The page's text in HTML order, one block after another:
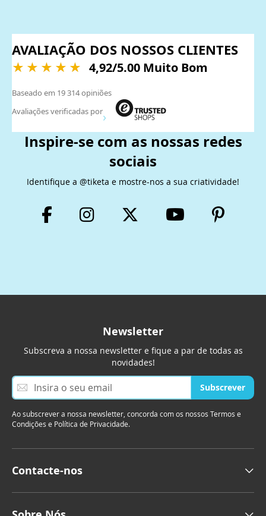
AVALIAÇÃO DOS NOSSOS CLIENTES
4,92/5.00 Muito Bom
Baseado em 19 314opiniões
Avaliações verificadas por
Inspire-se com as nossas redes
sociais
Identifique a @tiketa e mostre-nos a sua criatividade!
Contacte-nos
Newsletter
Subscreva a nossa newsletter e fique a par de todas as
novidades!
S
u
s
c
e
Subscrever
Ao subscrever a nossa newsletter, concorda com os nossos Termos e
Condições e Política de Privacidade.